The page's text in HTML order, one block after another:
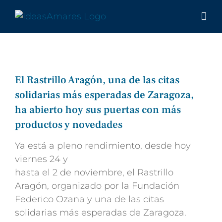
contenido
El Rastrillo Aragón, una de las citas
solidarias más esperadas de Zaragoza,
ha abierto hoy sus puertas con más
productos y novedades
Ya está a pleno rendimiento, desde hoy
viernes 24 y
hasta el 2 de noviembre, el Rastrillo
Aragón, organizado por la Fundación
Federico Ozana y una de las citas
solidarias más esperadas de Zaragoza.